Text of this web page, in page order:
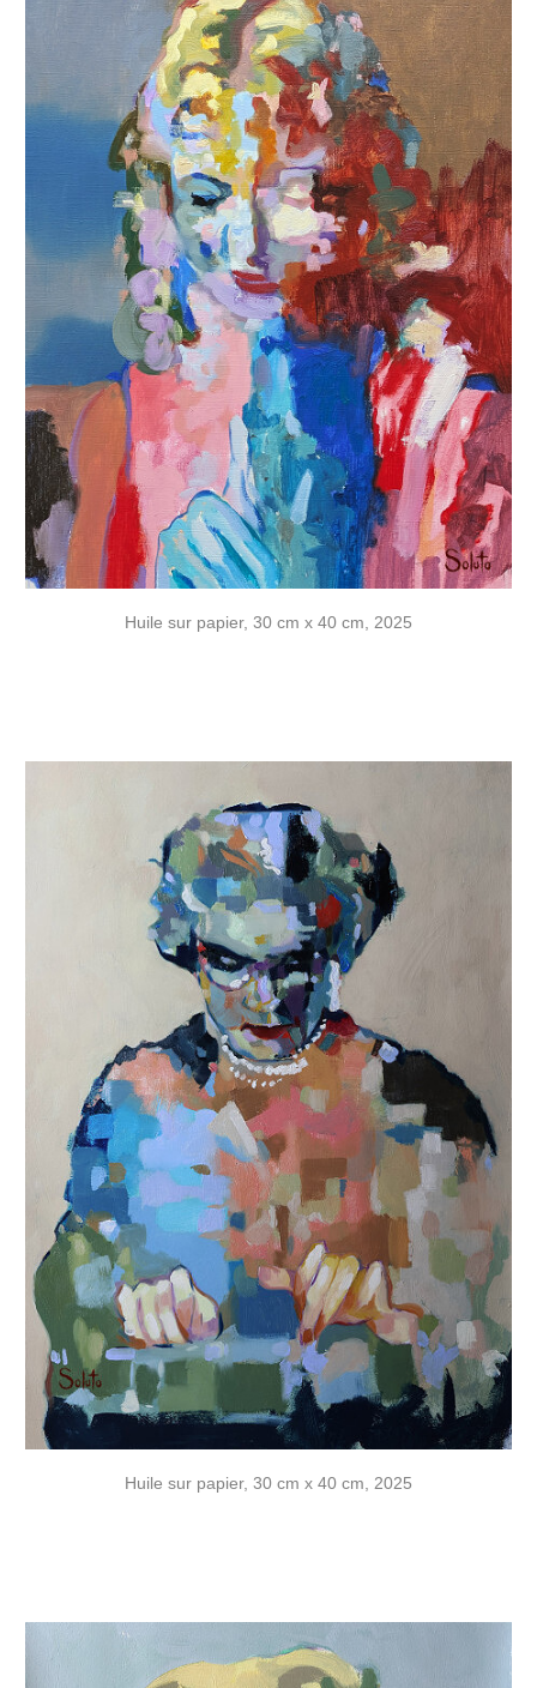
Huile sur papier, 30 cm x 40 cm, 2025
Huile sur papier, 30 cm x 40 cm, 2025